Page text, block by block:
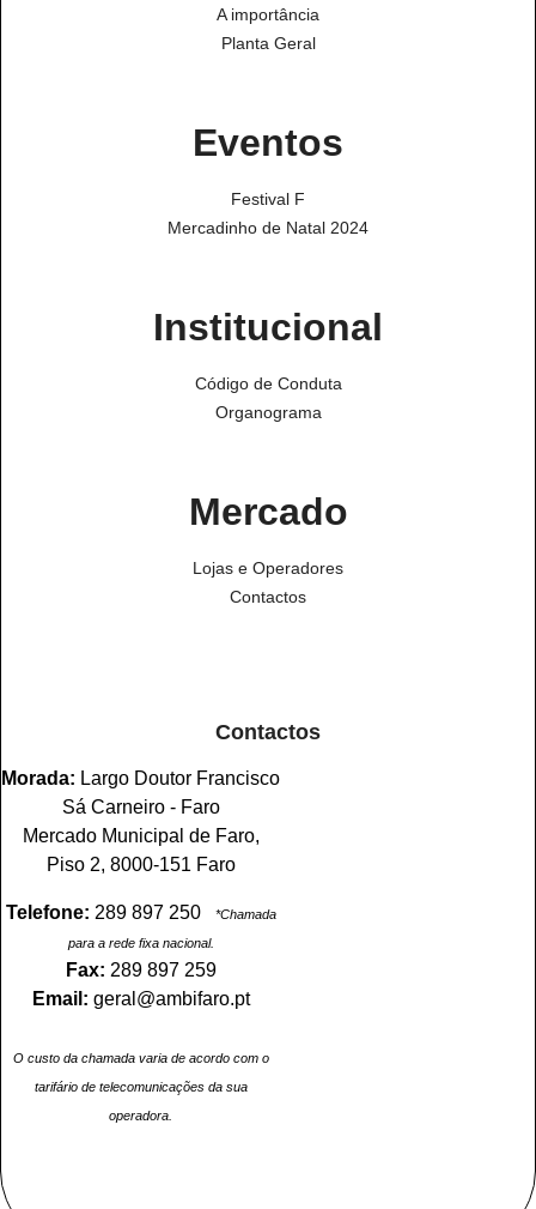
A importância
Planta Geral
Eventos
Festival F
Mercadinho de Natal 2024
Institucional
Código de Conduta
Organograma
Mercado
Lojas e Operadores
Contactos
Contactos
Morada: Largo Doutor Francisco
Sá Carneiro - Faro
Mercado Municipal de Faro,
Piso 2, 8000-151 Faro
Telefone: 289 897 250
*Chamada
para a rede fixa nacional.
Fax: 289 897 259
Email: geral@ambifaro.pt
O custo da chamada varia de acordo com o
tarifário de telecomunicações da sua
operadora.